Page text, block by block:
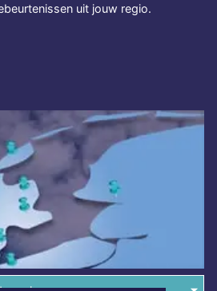
uit jouw regio.